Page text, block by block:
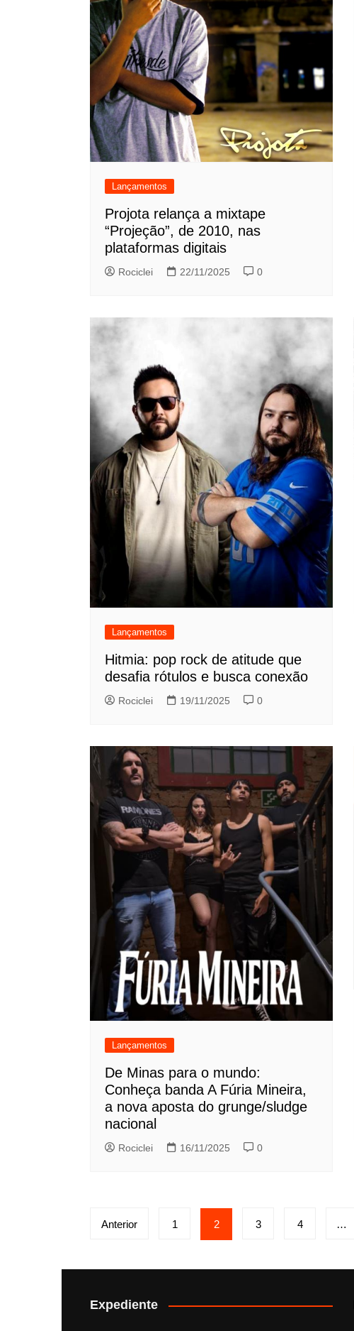
Lançamentos
Projota relança a mixtape
“Projeção”, de 2010, nas
plataformas digitais
Rociclei 22/11/2025 0
Lançamentos
Hitmia: pop rock de atitude que
desafia rótulos e busca conexão
Rociclei 19/11/2025 0
Lançamentos
De Minas para o mundo:
Conheça banda A Fúria Mineira,
a nova aposta do grunge/sludge
nacional
Rociclei 16/11/2025 0
Paginação
posts
Anterior 1 2 3 4 …
Expediente